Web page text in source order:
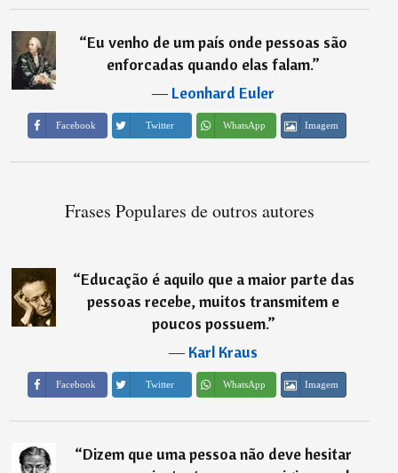
“Eu venho de um país onde pessoas são
enforcadas quando elas falam.”
―Leonhard Euler
Facebook Twitter WhatsApp Imagem
Frases Populares de outros autores
“Educação é aquilo que a maior parte das
pessoas recebe, muitos transmitem e
poucos possuem.”
―Karl Kraus
Facebook Twitter WhatsApp Imagem
“Dizem que uma pessoa não deve hesitar